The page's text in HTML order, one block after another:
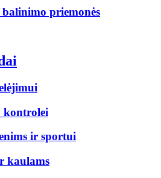
priemonės
kontrolei
ir sportui
kaulams